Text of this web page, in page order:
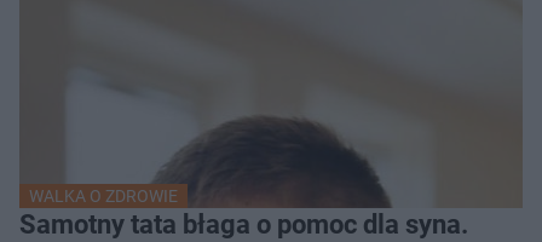
WALKA O ZDROWIE
Samotny tata błaga o pomoc dla syna.